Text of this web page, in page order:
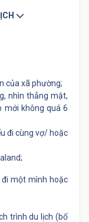
của xã phường;
nhìn thẳng mặt,
mới không quá 6
đi cùng vợ/ hoặc
một mình hoặc
trình du lịch (bố